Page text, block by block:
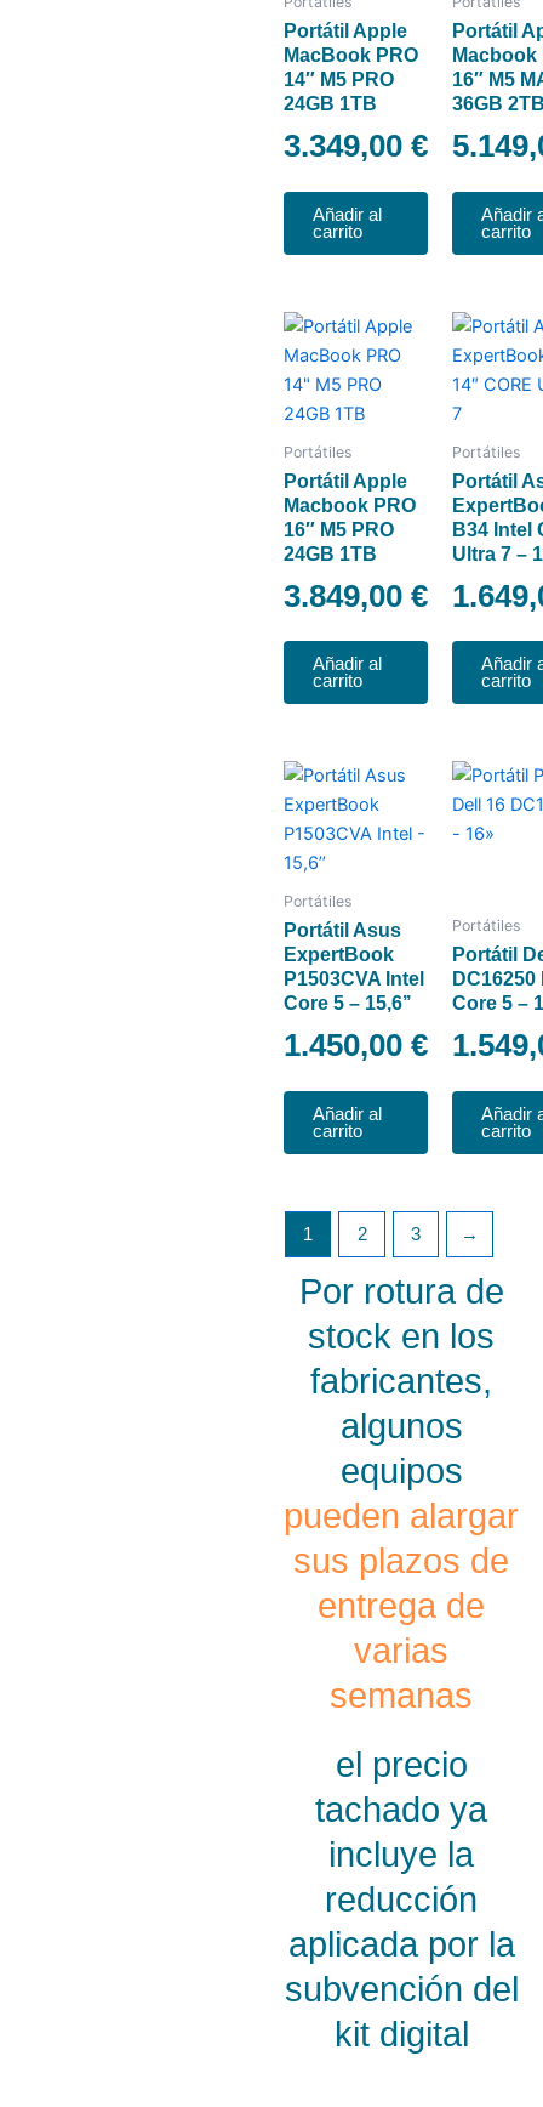
Portátil Apple
MacBook PRO
14″ M5 PRO
24GB 1TB
3.349,00 €
Añadir al
carrito
Portátil
Macbook
16″ M5
36GB
Añadir
carrito
Portátiles
Portátil Apple
Macbook PRO
16″ M5 PRO
24GB 1TB
3.849,00 €
Añadir al
carrito
Portátiles
Portátil
B34 Intel
Ultra 7 –
Añadir
carrito
Portátiles
Portátil Asus
ExpertBook
P1503CVA Intel
Core 5 – 15,6’’
1.450,00 €
Añadir al
carrito
Portátiles
Portátil
DC16250
Core 5 –
Añadir
carrito
1 2 3 →
Por rotura de
stock en los
fabricantes,
algunos
equipos
pueden alargar
sus plazos de
entrega de
varias
semanas
el precio
tachado ya
incluye la
reducción
aplicada por la
subvención del
kit digital